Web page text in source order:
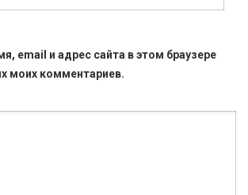
email и адрес сайта в этом браузере
моих комментариев.